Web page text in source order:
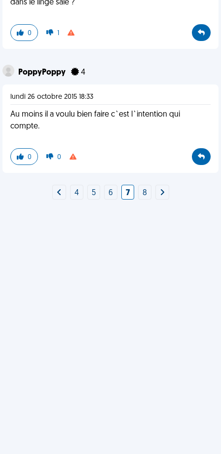
dans le linge sale ?
0 1
PoppyPoppy 4
lundi 26 octobre 2015 18:33
Au moins il a voulu bien faire c`est l`intention qui
compte.
0 0
4 5 6 7 8